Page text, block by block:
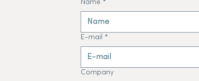
Name *
E-mail *
Company